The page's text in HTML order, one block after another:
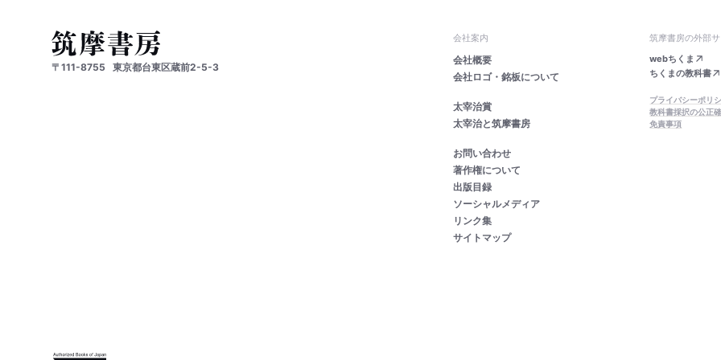
〒111-8755 東京都台東区蔵前2-5-3
会社案内
会社概要
会社ロゴ・銘板について
太宰治賞
太宰治と筑摩書房
お問い合わせ
著作権について
出版目録
ソーシャルメディア
リンク集
サイトマップ
筑摩書房の外部サ
webちくま
ちくまの教科書
プライバシーポリ
教科書採択の公正
免責事項